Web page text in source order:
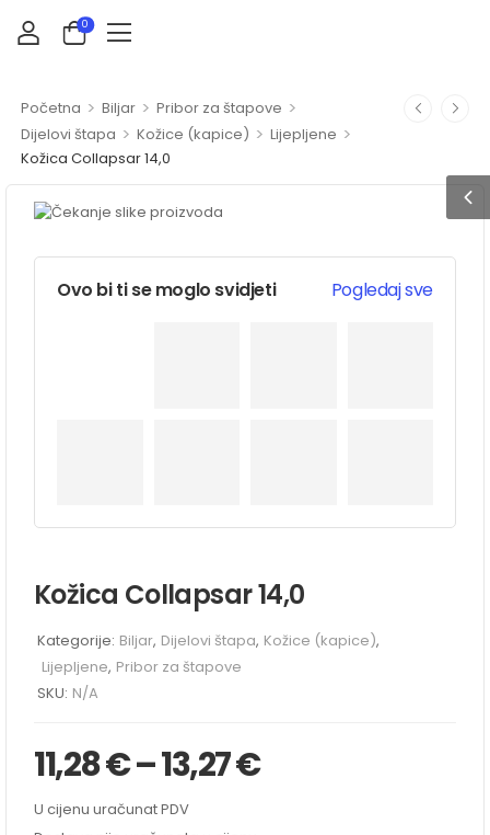
0
Početna > Biljar > Pribor za štapove >
Dijelovi štapa > Kožice (kapice) > Lijepljene >
Kožica Collapsar 14,0
Ovo bi ti se moglo svidjeti Pogledaj sve
Kožica Collapsar 14,0
Kategorije: Biljar, Dijelovi štapa, Kožice (kapice),
Lijepljene, Pribor za štapove
SKU: N/A
11,28€–13,27€
U cijenu uračunat PDV